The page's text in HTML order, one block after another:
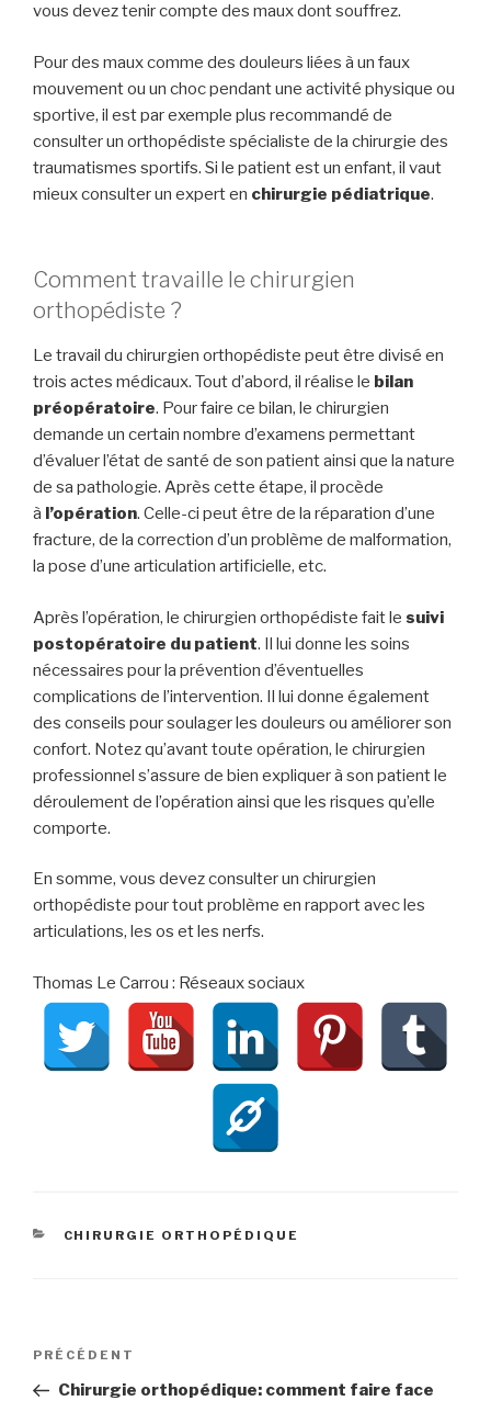
vous devez tenir compte des maux dont souffrez.
Pour des maux comme des douleurs liées à un faux
mouvement ou un choc pendant une activité physique ou
sportive, il est par exemple plus recommandé de
consulter un orthopédiste spécialiste de la chirurgie des
traumatismes sportifs. Si le patient est un enfant, il vaut
mieux consulter un expert en chirurgie pédiatrique.
Comment travaille le chirurgien
orthopédiste ?
Le travail du chirurgien orthopédiste peut être divisé en
trois actes médicaux. Tout d’abord, il réalise le bilan
préopératoire. Pour faire ce bilan, le chirurgien
demande un certain nombre d’examens permettant
d’évaluer l’état de santé de son patient ainsi que la nature
de sa pathologie. Après cette étape, il procède
à l’opération. Celle-ci peut être de la réparation d’une
fracture, de la correction d’un problème de malformation,
la pose d’une articulation artificielle, etc.
Après l’opération, le chirurgien orthopédiste fait le suivi
postopératoire du patient. Il lui donne les soins
nécessaires pour la prévention d’éventuelles
complications de l’intervention. Il lui donne également
des conseils pour soulager les douleurs ou améliorer son
confort. Notez qu’avant toute opération, le chirurgien
professionnel s’assure de bien expliquer à son patient le
déroulement de l’opération ainsi que les risques qu’elle
comporte.
En somme, vous devez consulter un chirurgien
orthopédiste pour tout problème en rapport avec les
articulations, les os et les nerfs.
Thomas Le Carrou : Réseaux sociaux
CATÉGORIES
CHIRURGIE ORTHOPÉDIQUE
Navigation
Article
précédent
PRÉCÉDENT
Chirurgie orthopédique: comment faire face